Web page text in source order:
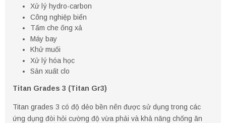
Xử lý hydro-carbon
Công nghiệp biển
Tấm che ống xả
Máy bay
Khử muối
Xử lý hóa học
Sản xuất clo
Titan Grades 3 (Titan Gr3)
Titan grades 3 có độ dẻo bền nên được sử dụng trong các
ứng dụng đòi hỏi cường độ vừa phải và khả năng chống ăn